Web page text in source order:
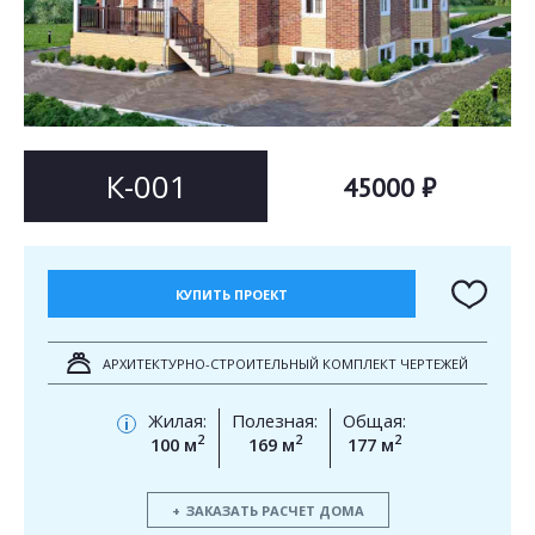
К-001 45000 ₽
КУПИТЬ ПРОЕКТ
АРХИТЕКТУРНО-СТРОИТЕЛЬНЫЙ КОМПЛЕКТ ЧЕРТЕЖЕЙ
i
Жилая:
100 м2
Полезная:
169 м2
Общая:
177 м2
ЗАКАЗАТЬ РАСЧЕТ ДОМА
Согласен на обработку персональных данных
ОТПРАВИТЬ
Согласен на обработку персональных данных
This site is protected by reCAPTCHA and the GooglePrivacy PolicyandTerms of Service
apply.